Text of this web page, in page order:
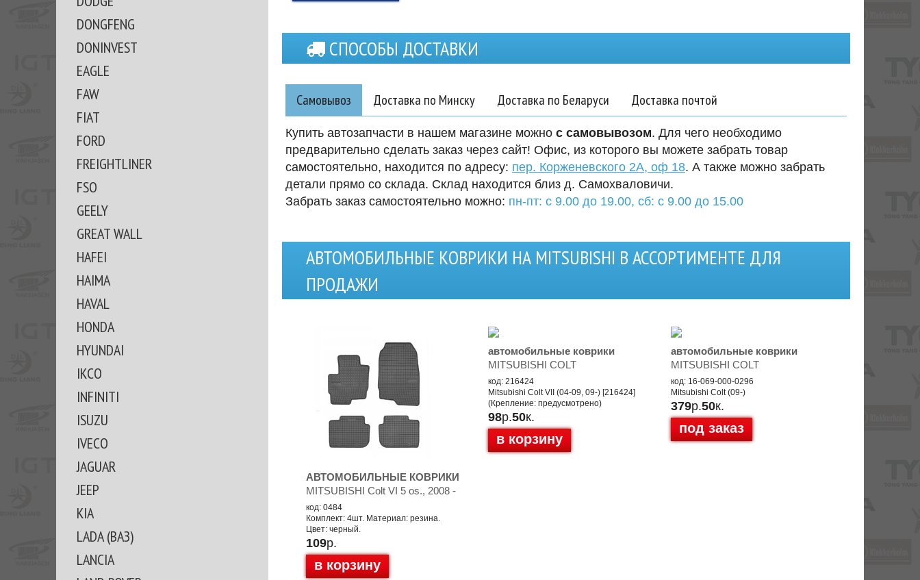
DONGFENG
DONINVEST
EAGLE
FAW
FIAT
FORD
FREIGHTLINER
FSO
GEELY
GREAT WALL
HAFEI
HAIMA
HAVAL
HONDA
HYUNDAI
IKCO
INFINITI
ISUZU
IVECO
JAGUAR
JEEP
KIA
LADA (ВАЗ)
LANCIA
СПОСОБЫ ДОСТАВКИ
Самовывоз Доставка по Минску Доставка по Беларуси Доставка почтой
Купить автозапчасти в нашем магазине можно с самовывозом. Для чего необходимо
предварительно сделать заказ через сайт! Офис, из которого вы можете забрать товар
самостоятельно, находится по адресу: пер. Корженевского 2А, оф 18. А также можно забрать
детали прямо со склада. Склад находится близ д. Самохваловичи.
Забрать заказ самостоятельно можно: пн-пт: с 9.00 до 19.00, сб: с 9.00 до 15.00
АВТОМОБИЛЬНЫЕ КОВРИКИ НА MITSUBISHI В АССОРТИМЕНТЕ ДЛЯ
ПРОДАЖИ
АВТОМОБИЛЬНЫЕ КОВРИКИ
MITSUBISHI Colt VI 5 os., 2008 -
код: 0484
Комплект: 4шт. Материал: резина.
Цвет: черный.
109р.
в корзину
автомобильные коврики
MITSUBISHI COLT
код: 216424
Mitsubishi Colt VII (04-09, 09-) [216424]
(Крепление: предусмотрено)
98р.50к.
в корзину
автомобильные коврики
MITSUBISHI COLT
код: 16-069-000-0296
Mitsubishi Colt (09-)
379р.50к.
под заказ